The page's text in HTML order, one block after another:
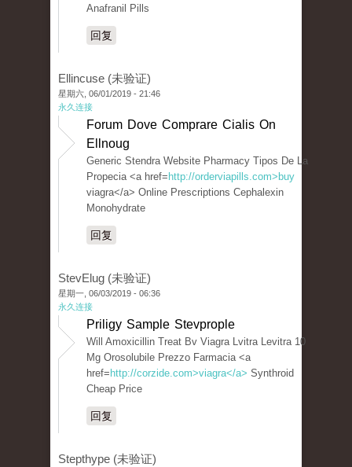
Anafranil Pills
回复
Ellincuse (未验证)
星期六, 06/01/2019 - 21:46
永久连接
Forum Dove Comprare Cialis On
Ellnoug
Generic Stendra Website Pharmacy Tipos De La
Propecia <a href= http://orderviapills.com>buy
viagra</a> Online Prescriptions Cephalexin
Monohydrate
回复
StevElug (未验证)
星期一, 06/03/2019 - 06:36
永久连接
Priligy Sample Stevprople
Will Amoxicillin Treat Bv Viagra Lvitra Levitra 10
Mg Orosolubile Prezzo Farmacia <a
href= http://corzide.com>viagra</a> Synthroid
Cheap Price
回复
Stepthype (未验证)